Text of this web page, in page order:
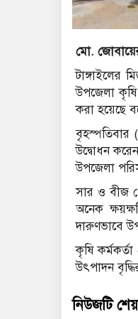
মো.
টাঙ্গাইলের
উপজেলা
করা হয়েছে
বৃহস্পতিবার
উদ্বোধন
উপজেলা
সার ও বীজ
অনেক
দারুণভাবে
কৃষি
উৎপাদন
নিউজটি